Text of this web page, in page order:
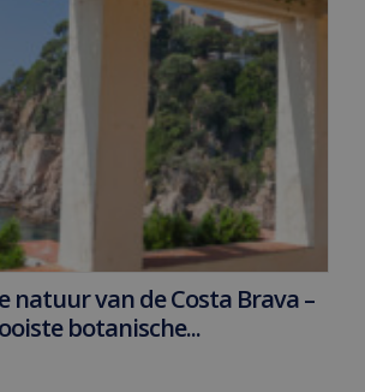
natuur van de Costa Brava –
botanische...